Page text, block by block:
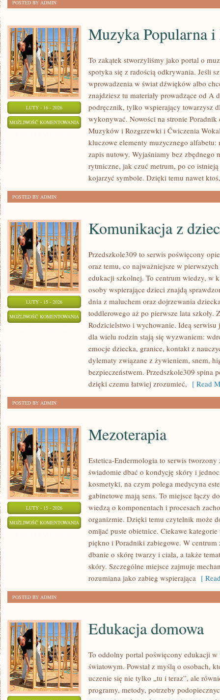
POSTED BY ADMIN
LUTY - 16 - 2026
MOŻLIWOŚĆ KOMENTOWANIA MUZYKA
POPULARNA
ROZRYWKOWA
Muzyka Popularna
To zakątek stworzyliśmy jako portal o
spotyka się z radością odkrywania. Jeśli
wprowadzenia w świat dźwięków albo
znajdziesz tu materiały prowadzące od A
podręcznik, tylko wspierający towarzysz
wykonywać. Nowości na stronie Poradnik
Muzyków i Rozgrzewki i Ćwiczenia
kluczowe elementy muzycznego
zapis nutowy. Wyjaśniamy bez zbędnego
rytmiczne, jak czuć metrum, po co
kojarzyć symbole. Dzięki temu nawet ktoś,
POSTED BY ADMIN
LUTY - 15 - 2026
MOŻLIWOŚĆ KOMENTOWANIA KOMUNIKACJA
DZIECKIEM
Komunikacja z
Przedszkole309 to serwis poświęcony
oraz temu, co najważniejsze w
edukacji szkolnej. To centrum wiedzy, w
osoby wspierające dzieci znajdą
dnia z maluchem oraz dojrzewania
toddlerowego aż po pierwsze lata szkoły.
Rodzicielstwo i wychowanie. Ideą
dla wielu rodzin stają się wyzwaniem:
emocje dziecka, granice, kontakt z
dylematy związane z żywieniem, snem,
bezpieczeństwem. Przedszkole309 spina
dzięki czemu łatwiej zrozumieć, [ Read
POSTED BY ADMIN
LUTY - 15 - 2026
MOŻLIWOŚĆ KOMENTOWANIA MEZOTERAPIA
Mezoterapia
Estetica-Endermologia to serwis
świadomie dbać o kondycję skóry i
kosmetyki, na czym polega medycyna
gabinetowe mają sens. To miejsce łączy
wiedzą o komponentach i procesach
organizmie. Dzięki temu czytelnik może
omijać puste obietnice. Ciekawe
piękno i Poradniki zabiegowe. W centrum
dbanie o skórę twarzy i ciała, a także
skóry. Szczególne miejsce zajmuje
rozumiana jako zabieg wspierająca [
POSTED BY ADMIN
Edukacja domowa
To oddolny portal poświęcony edukacji
światowym. Powstał z myślą o osobach,
uczenie się nie tylko „tu i teraz”, ale
programy, metody, potrzeby